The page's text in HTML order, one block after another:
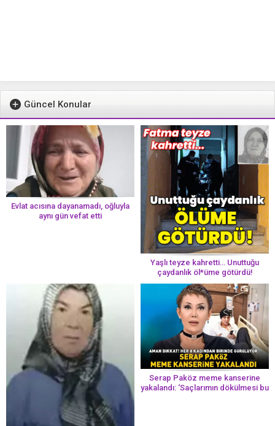
Güncel Konular
Evlat acısına dayanamadı, oğluyla
aynı gün vefat etti
Yaşlı teyze kahretti… Unuttuğu
çaydanlık öl*üme götürdü!
Serap Paköz meme kanserine
yakalandı: ‘Saçlarımın dökülmesi bu